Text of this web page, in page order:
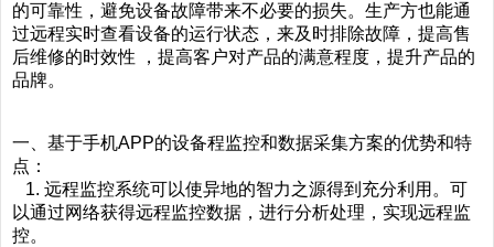
的可靠性，避免设备故障带来不必要的损失。生产方也能通
过远程实时查看设备的运行状态，来及时排除故障，提高售
后维修的时效性 ，提高客户对产品的满意程度，提升产品的
品牌。
一、基于手机APP的设备程监控和数据采集方案的优势和特
点：
1. 远程监控系统可以使异地的智力之源得到充分利用。可
以通过网络获得远程监控数据，进行分析处理，实现远程监
控。